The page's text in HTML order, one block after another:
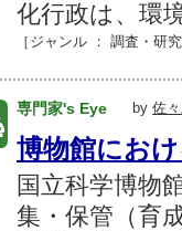
化行政は、環
［ジャンル ： 調査・研究
専門家's Eye by 佐
博物館にお
国立科学博物
集・保管（育